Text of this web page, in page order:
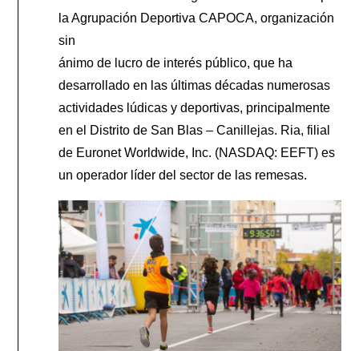
la Agrupación Deportiva CAPOCA, organización
sin
ánimo de lucro de interés público, que ha
desarrollado en las últimas décadas numerosas
actividades lúdicas y deportivas, principalmente
en el Distrito de San Blas – Canillejas. Ria, filial
de Euronet Worldwide, Inc. (NASDAQ: EEFT) es
un operador líder del sector de las remesas.